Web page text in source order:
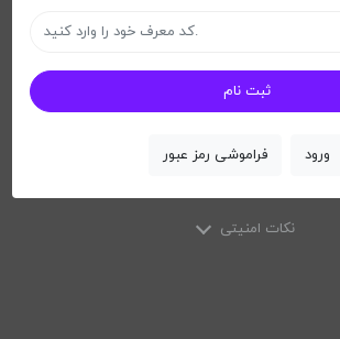
ثبت نام
ورود فراموشی رمز عبور
نکات امنیتی